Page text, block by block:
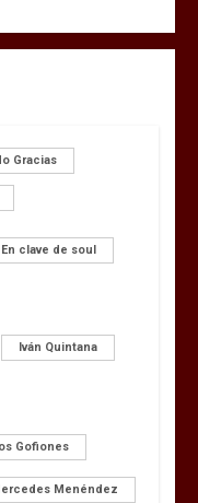
Gracias
En clave de soul
Iván Quintana
Gofiones
Menéndez